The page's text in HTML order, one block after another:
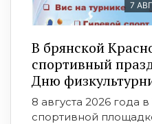
7
В брянской
спортивный
Дню
8 августа 2026 года
спортивной